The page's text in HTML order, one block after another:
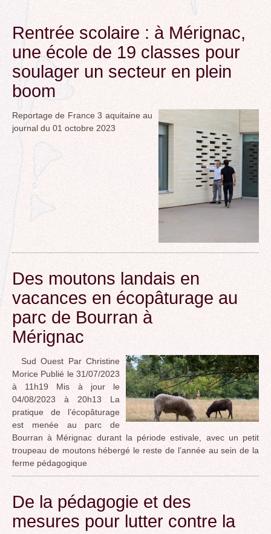
Rentrée scolaire : à Mérignac,
une école de 19 classes pour
soulager un secteur en plein
boom
Reportage de France 3 aquitaine au
journal du 01 octobre 2023
Des moutons landais en
vacances en écopâturage au
parc de Bourran à
Mérignac
Sud Ouest Par Christine
Morice Publié le 31/07/2023
à 11h19 Mis à jour le
04/08/2023 à 20h13 La
pratique de l’écopâturage
est menée au parc de
Bourran à Mérignac durant la période estivale, avec un petit
troupeau de moutons hébergé le reste de l’année au sein de la
ferme pédagogique
De la pédagogie et des
mesures pour lutter contre la